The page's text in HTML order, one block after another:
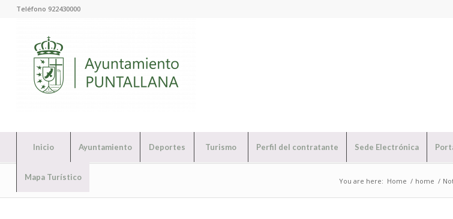
Teléfono 922430000
Inicio Ayuntamiento Deportes Turismo Perfil del contratante Sede Electrónica
Mapa Turístico You are here: Home / home /